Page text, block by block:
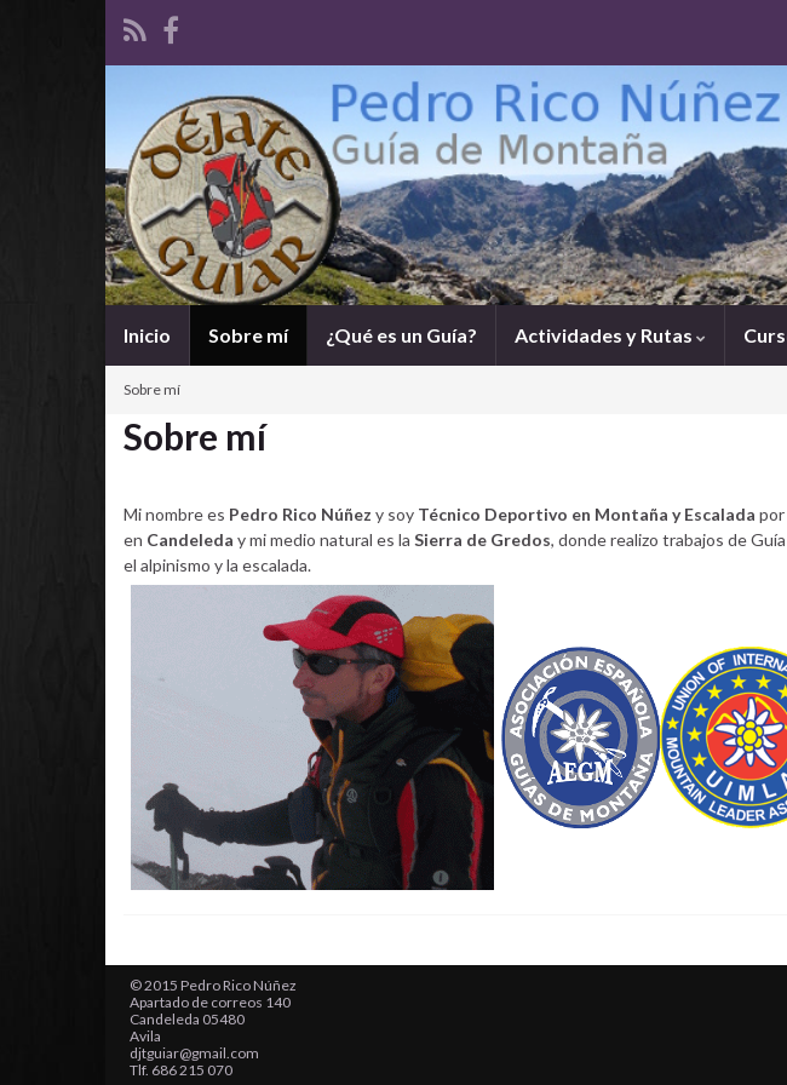
Inicio Sobre mí ¿Qué es un Guía? Actividades y Rutas
Sobre mí
Sobre mí
Mi nombre es Pedro Rico Núñez y soy Técnico Deportivo en Montaña y Escalada por
en Candeleda y mi medio natural es la Sierra de Gredos, donde realizo trabajos de
el alpinismo y la escalada.
© 2015 Pedro Rico Núñez
Apartado de correos 140
Candeleda 05480
Avila
djtguiar@gmail.com
Tlf. 686 215 070